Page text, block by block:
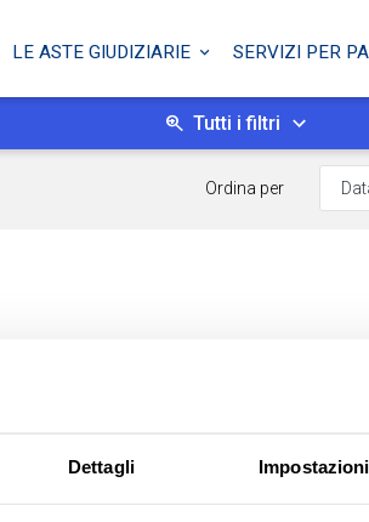
Dettagli
LE ASTE GIUDIZIARIE SERVIZI PER
Tutti i filtri
Ordina per